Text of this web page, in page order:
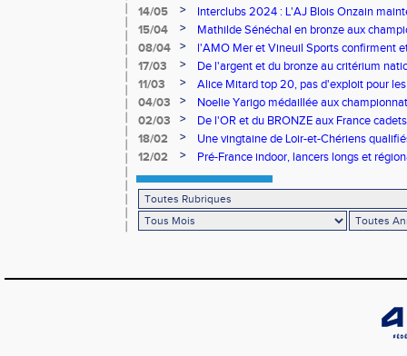
14/05
>
Interclubs 2024 : L'AJ Blois Onzain
Romorantin en N2B
15/04 >
Mathilde Sénéchal en bronze aux
08/04
>
l'AMO Mer et Vineuil Sports confirment
benjamins
17/03 >
De l'argent et du bronze au critérium
11/03
>
Alice Mitard top 20, pas d'exploit pour
04/03
>
Noelie Yarigo médaillée aux
02/03
>
De l'OR et du BRONZE aux France
18/02
>
Une vingtaine de Loir-et-Chériens
12/02
> Pré-France indoor, lancers longs et